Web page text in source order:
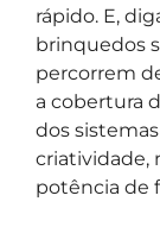
rápido. E,
brinquedos
percorrem
a cobertura
dos
criatividade,
potência de